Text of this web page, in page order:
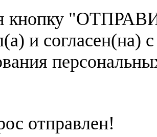
кнопку
и согласен(на)
отправлен!